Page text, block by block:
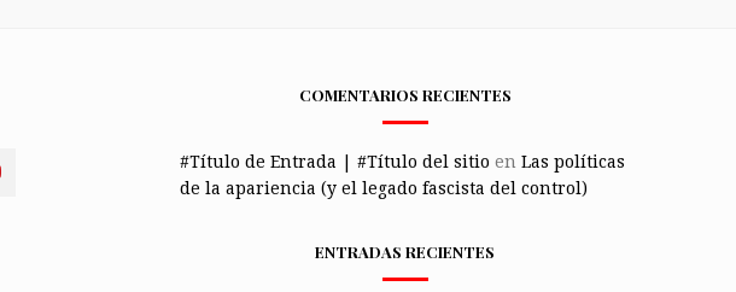
COMENTARIOS RECIENTES
#Título de Entrada | #Título del sitio en Las políticas
de la apariencia (y el legado fascista del control)
ENTRADAS RECIENTES